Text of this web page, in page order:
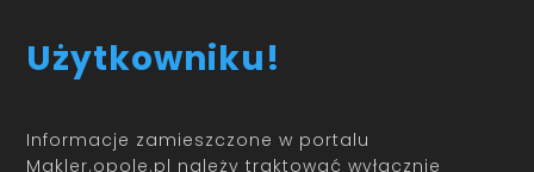
Użytkowniku!
Informacje zamieszczone w portalu
Makler.opole.pl należy traktować wyłącznie